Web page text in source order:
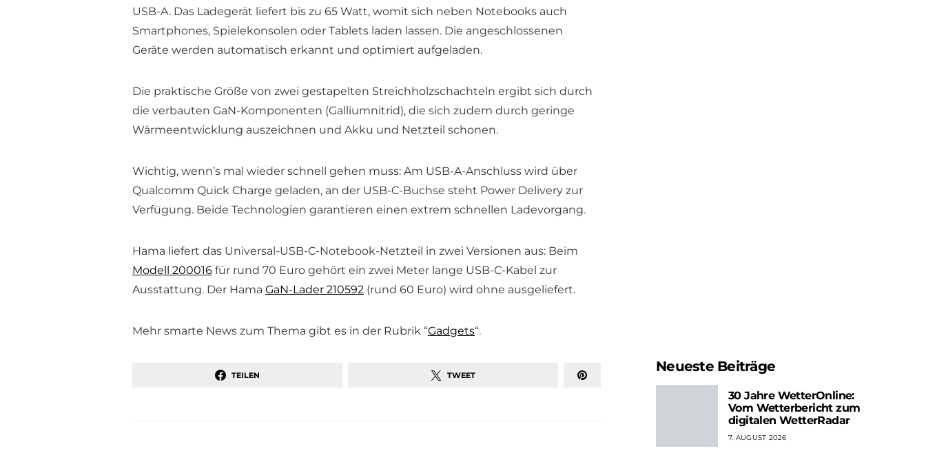
USB-A. Das Ladegerät liefert bis zu 65 Watt, womit sich neben Notebooks auch
Smartphones, Spielekonsolen oder Tablets laden lassen. Die angeschlossenen
Geräte werden automatisch erkannt und optimiert aufgeladen.
Die praktische Größe von zwei gestapelten Streichholzschachteln ergibt sich durch
die verbauten GaN-Komponenten (Galliumnitrid), die sich zudem durch geringe
Wärmeentwicklung auszeichnen und Akku und Netzteil schonen.
Wichtig, wenn’s mal wieder schnell gehen muss: Am USB-A-Anschluss wird über
Qualcomm Quick Charge geladen, an der USB-C-Buchse steht Power Delivery zur
Verfügung. Beide Technologien garantieren einen extrem schnellen Ladevorgang.
Hama liefert das Universal-USB-C-Notebook-Netzteil in zwei Versionen aus: Beim
Modell 200016 für rund 70 Euro gehört ein zwei Meter lange USB-C-Kabel zur
Ausstattung. Der Hama GaN-Lader 210592 (rund 60 Euro) wird ohne ausgeliefert.
Mehr smarte News zum Thema gibt es in der Rubrik “Gadgets“.
TEILEN TWEET
Neueste Beiträge
30 Jahre WetterOnline:
Vom Wetterbericht zum
digitalen WetterRadar
7. AUGUST 2026